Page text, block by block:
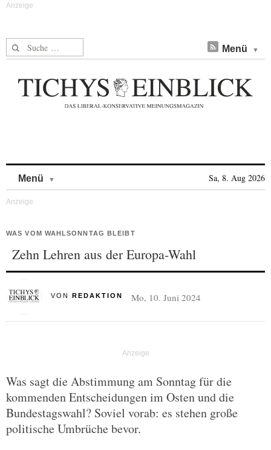
Suche nach: Menü
Menü Sa, 8. Aug 2026
WAS VOM WAHLSONNTAG BLEIBT
Zehn Lehren aus der Europa-Wahl
VON REDAKTION Mo, 10. Juni 2024
Was sagt die Abstimmung am Sonntag für die
kommenden Entscheidungen im Osten und die
Bundestagswahl? Soviel vorab: es stehen große
politische Umbrüche bevor.